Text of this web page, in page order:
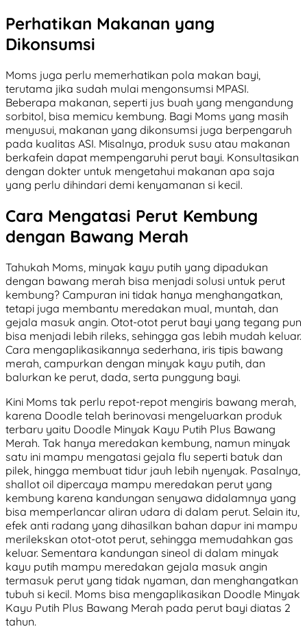
Perhatikan Makanan yang
Dikonsumsi
Moms juga perlu memerhatikan pola makan bayi,
terutama jika sudah mulai mengonsumsi MPASI.
Beberapa makanan, seperti jus buah yang mengandung
sorbitol, bisa memicu kembung. Bagi Moms yang masih
menyusui, makanan yang dikonsumsi juga berpengaruh
pada kualitas ASI. Misalnya, produk susu atau makanan
berkafein dapat mempengaruhi perut bayi. Konsultasikan
dengan dokter untuk mengetahui makanan apa saja
yang perlu dihindari demi kenyamanan si kecil.
Cara Mengatasi Perut Kembung
dengan Bawang Merah
Tahukah Moms, minyak kayu putih yang dipadukan
dengan bawang merah bisa menjadi solusi untuk perut
kembung? Campuran ini tidak hanya menghangatkan,
tetapi juga membantu meredakan mual, muntah, dan
gejala masuk angin. Otot-otot perut bayi yang tegang pun
bisa menjadi lebih rileks, sehingga gas lebih mudah keluar.
Cara mengaplikasikannya sederhana, iris tipis bawang
merah, campurkan dengan minyak kayu putih, dan
balurkan ke perut, dada, serta punggung bayi.
Kini Moms tak perlu repot-repot mengiris bawang merah,
karena Doodle telah berinovasi mengeluarkan produk
terbaru yaitu Doodle Minyak Kayu Putih Plus Bawang
Merah. Tak hanya meredakan kembung, namun minyak
satu ini mampu mengatasi gejala flu seperti batuk dan
pilek, hingga membuat tidur jauh lebih nyenyak. Pasalnya,
shallot oil dipercaya mampu meredakan perut yang
kembung karena kandungan senyawa didalamnya yang
bisa memperlancar aliran udara di dalam perut. Selain itu,
efek anti radang yang dihasilkan bahan dapur ini mampu
merilekskan otot-otot perut, sehingga memudahkan gas
keluar. Sementara kandungan sineol di dalam minyak
kayu putih mampu meredakan gejala masuk angin
termasuk perut yang tidak nyaman, dan menghangatkan
tubuh si kecil. Moms bisa mengaplikasikan Doodle Minyak
Kayu Putih Plus Bawang Merah pada perut bayi diatas 2
tahun.